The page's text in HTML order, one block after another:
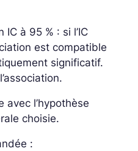
IC à 95 % : si l’IC
est compatible
significatif.
avec l’hypothèse
choisie.
: